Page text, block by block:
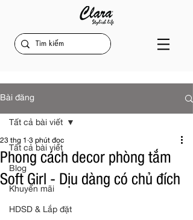
Bài đăng
Tất cả bài viết
Blog
Khuyến mãi
HDSD & Lắp đặt
Tất cả bài viết
Phong cách decor phòng tắm
Soft Girl - Dịu dàng có chủ đích
23 thg 1 3 phút đọc